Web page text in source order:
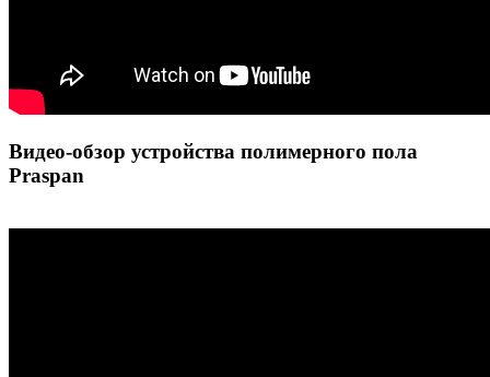
Видео-обзор устройства полимерного пола
Praspan